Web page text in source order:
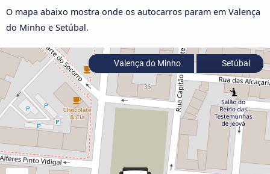
O mapa abaixo mostra onde os autocarros param em Valença
do Minho e Setúbal.
Valença do Minho Setúbal